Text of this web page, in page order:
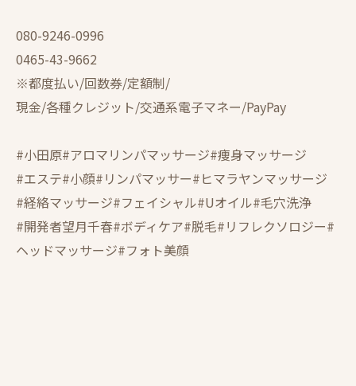
080-9246-0996
0465-43-9662
※都度払い/回数券/定額制/
現金/各種クレジット/交通系電子マネー/PayPay
#小田原#アロマリンパマッサージ#痩身マッサージ
#エステ#小顔#リンパマッサー#ヒマラヤンマッサージ
#経絡マッサージ#フェイシャル#Uオイル#毛穴洗浄
#開発者望月千春#ボディケア#脱毛#リフレクソロジー#
ヘッドマッサージ#フォト美顔